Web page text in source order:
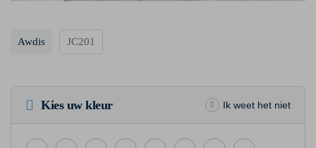
Awdis JC201
Kies uw kleur Ik weet het niet